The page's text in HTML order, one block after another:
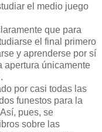
el medio juego
que para
el final primero
y aprenderse por sí
apertura únicamente
por casi todas las
funestos para la
pues, se
sobre las